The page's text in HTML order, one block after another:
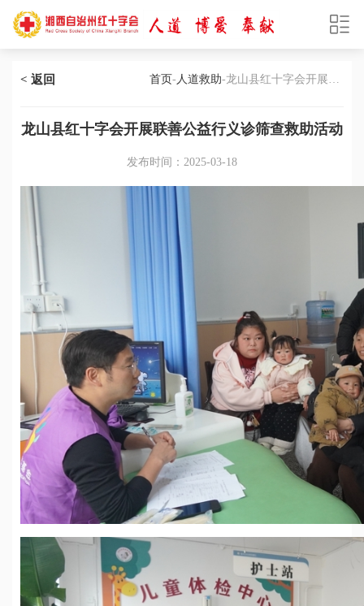
< 返回 首页- 人道救助-龙山县红十字会开展联
龙山县红十字会开展联善公益行义诊筛查救助活动
发布时间：2025-03-18